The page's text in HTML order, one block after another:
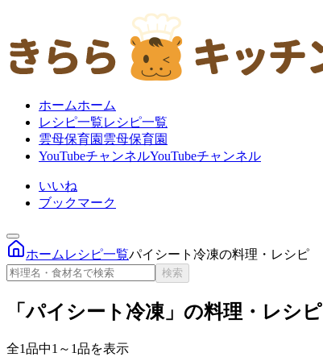
ホームホーム
レシピ一覧レシピ一覧
雲母保育園 雲母保育園
YouTubeチャンネルYouTubeチャンネル
いいね
ブックマーク
ホーム レシピ一覧パイシート冷凍の料理・レシピ
検索
「パイシート冷凍」の料理・レシピ
全1品中1～1品を表示